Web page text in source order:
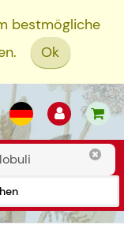
bestmögliche
Ok